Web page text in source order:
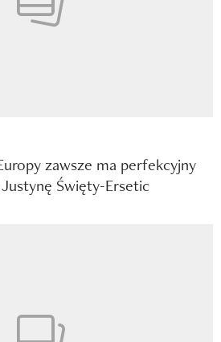
zawsze ma perfekcyjny
Święty-Ersetic